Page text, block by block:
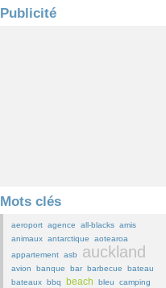
Publicité
Mots clés
aeroport agence all-blacks amis
animaux antarctique
aotearoa
appartement asb auckland
avion banque bar barbecue
bateau
bateaux bbq beach bleu
camping